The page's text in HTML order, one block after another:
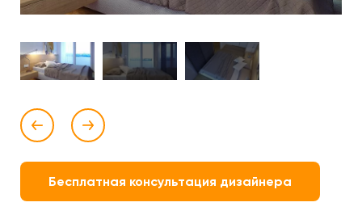
Бесплатная консультация дизайнера